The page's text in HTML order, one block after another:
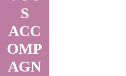
S
ACC
OMP
AGN